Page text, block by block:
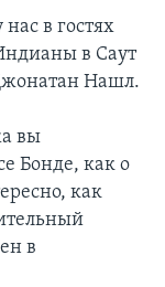
нас в гостях
в Саут
Нашл.
вы
Бонде, как о
как
в